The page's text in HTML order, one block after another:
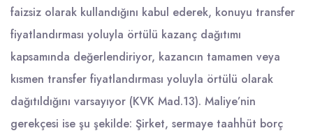
faizsiz olarak kullandığını kabul ederek, konuyu transfer
fiyatlandırması yoluyla örtülü kazanç dağıtımı
kapsamında değerlendiriyor, kazancın tamamen veya
kısmen transfer fiyatlandırması yoluyla örtülü olarak
dağıtıldığını varsayıyor (KVK Mad.13). Maliye’nin
gerekçesi ise şu şekilde: Şirket, sermaye taahhüt borç